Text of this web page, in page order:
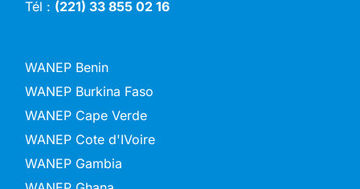
Tél : (221) 33 855 02 16
WANEP Benin
WANEP Burkina Faso
WANEP Cape Verde
WANEP Cote d'IVoire
WANEP Gambia